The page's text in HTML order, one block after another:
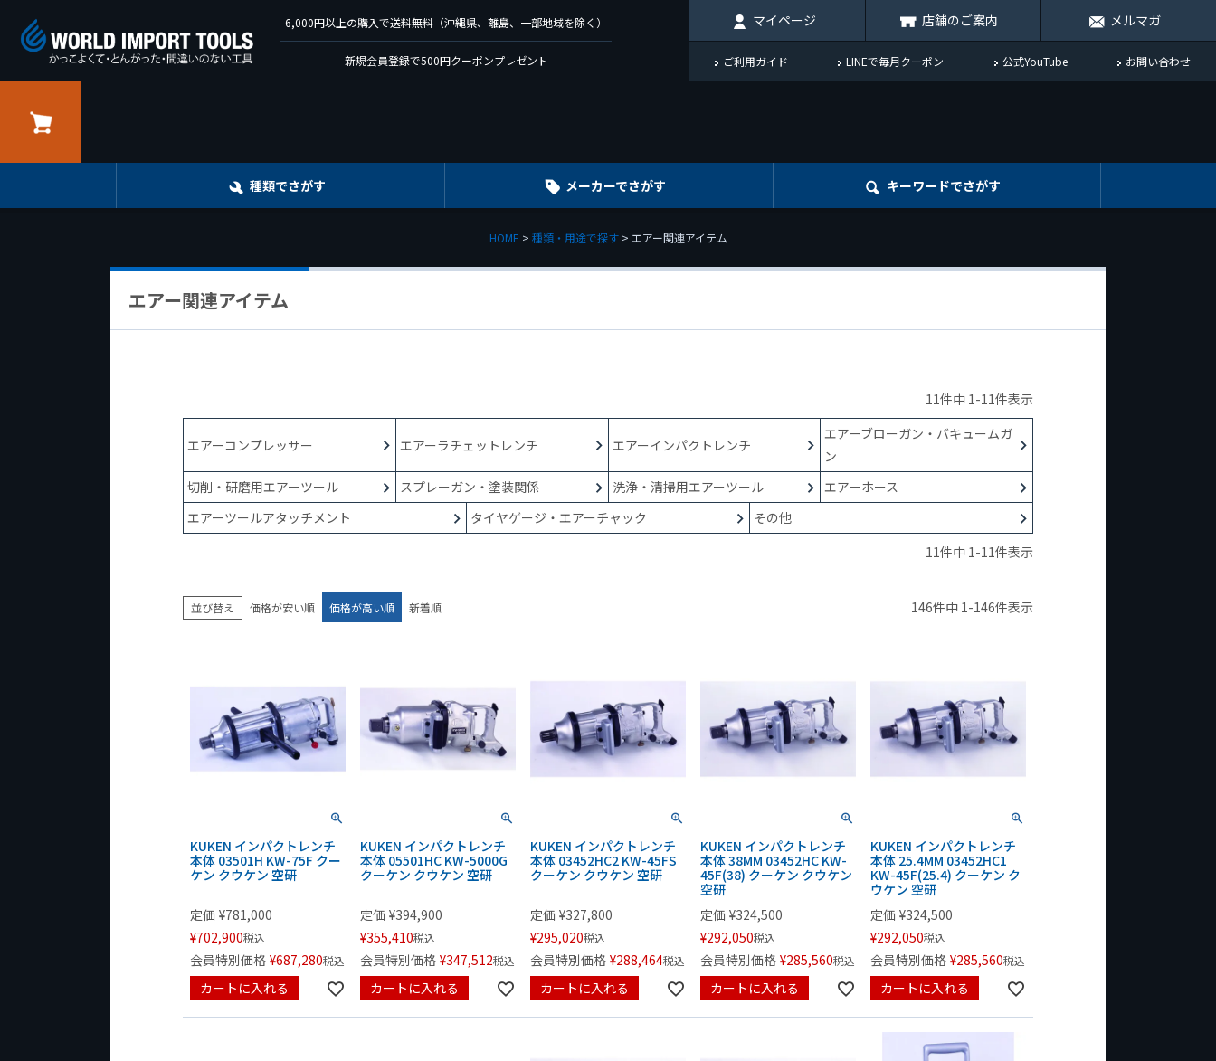
6,000円以上の購入で送料無料（沖縄県、離島、一部地域を除く）
新規会員登録で500円クーポンプレゼント
マイページ 店舗のご案内 メルマガ
ご利用ガイド LINEで毎月クーポン 公式YouTube お問い合わせ
種類でさがす メーカーでさがす キーワードでさがす
HOME 種類・用途で探す エアー関連アイテム
エアー関連アイテム
11件中 1-11件表示
エアーコンプレッサー エアーラチェットレンチ エアーインパクトレンチ
エアーブローガン・バキュームガ
ン
切削・研磨用エアーツール
スプレーガン・塗装関係 洗浄・清掃用エアーツール
エアーホース
エアーツールアタッチメント
タイヤゲージ・エアーチャック
その他
11件中 1-11件表示
並び替え 価格が安い順 価格が高い順 新着順 146件中 1-146件表示
KUKEN インパクトレンチ
本体 03501H KW-75F クー
ケン クウケン 空研
定価 ¥781,000
¥702,900税込
会員特別価格 ¥687,280税込
カートに入れる
KUKEN インパクトレンチ
本体 05501HC KW-5000G
クーケン クウケン 空研
定価 ¥394,900
¥355,410税込
会員特別価格 ¥347,512税込
カートに入れる
KUKEN インパクトレンチ
本体 03452HC2 KW-45FS
クーケン クウケン 空研
定価 ¥327,800
¥295,020税込
会員特別価格 ¥288,464税込
カートに入れる
KUKEN インパクトレンチ
本体 38MM 03452HC KW-
45F(38) クーケン クウケン
空研
定価 ¥324,500
¥292,050税込
会員特別価格 ¥285,560税込
カートに入れる
KUKEN インパクトレンチ
本体 25.4MM 03452HC1
KW-45F(25.4) クーケン ク
ウケン 空研
定価 ¥324,500
¥292,050税込
会員特別価格 ¥285,560税込
カートに入れる